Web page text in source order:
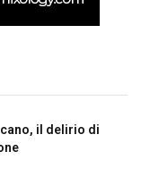
il delirio di